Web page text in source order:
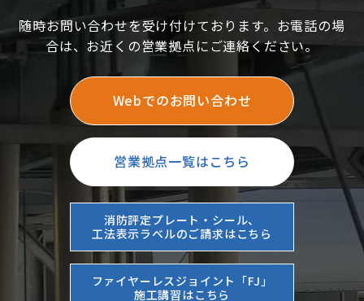
随時お問い合わせを受け付けております。お電話の場
合は、お近くの営業拠点にご連絡ください。
Webでのお問い合わせ
営業拠点一覧はこちら
消防評定プレート・シール、
工法表示ラベルのご請求はこちら
ファイヤーレスジョイント「FJ」
施工講習はこちら